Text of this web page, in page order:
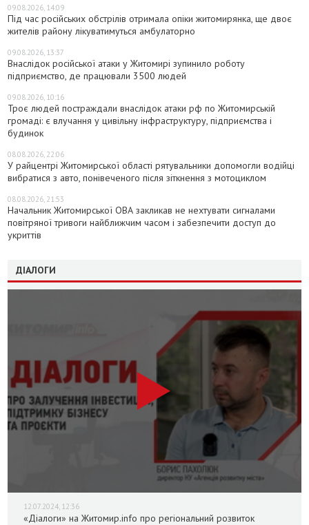
09.08.2026, 14:09
Під час російських обстрілів отримала опіки житомирянка, ще двоє
жителів району лікуватимуться амбулаторно
09.08.2026, 13:37
Внаслідок російської атаки у Житомирі зупинило роботу
підприємство, де працювали 3500 людей
09.08.2026, 10:16
Троє людей постраждали внаслідок атаки рф по Житомирській
громаді: є влучання у цивільну інфраструктуру, підприємства і
будинок
08.08.2026, 22:06
У райцентрі Житомирської області рятувальники допомогли водійці
вибратися з авто, понівеченого після зіткнення з мотоциклом
08.08.2026, 21:53
Начальник Житомирської ОВА закликав не нехтувати сигналами
повітряної тривоги найближчим часом і забезпечити доступ до
укриттів
ДІАЛОГИ
12.07.2024, 12:36
«Діалоги» на Житомир.info про регіональний розвиток